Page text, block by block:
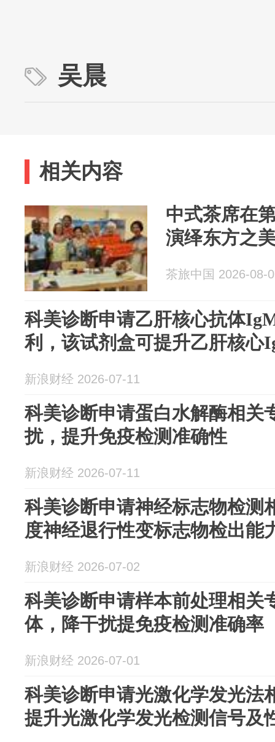
吴晨
相关内容
中式茶席在
演绎东方之
茶旅中国 2026-08-
科美诊断申请乙肝核心抗体
利，该试剂盒可提升乙肝核心
新浪财经 2026-07-11
科美诊断申请蛋白水解酶相关
扰，提升免疫检测准确性
新浪财经 2026-07-11
科美诊断申请神经标志物检测
度神经退行性变标志物检出能
新浪财经 2026-07-02
科美诊断申请样本前处理相关
体，降干扰提免疫检测准确率
新浪财经 2026-07-01
科美诊断申请光激化学发光法
提升光激化学发光检测信号及